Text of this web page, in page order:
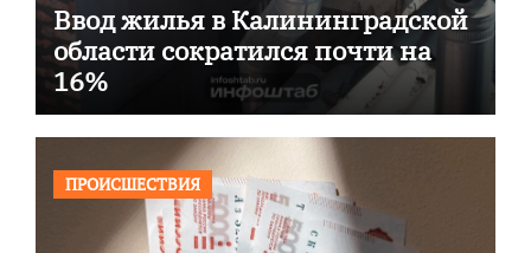
Ввод жилья в Калининградской
области сократился почти на
16%
ПРОИСШЕСТВИЯ